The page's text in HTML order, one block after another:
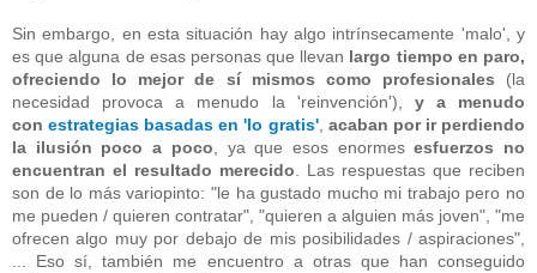
Sin embargo, en esta situación hay algo intrínsecamente 'malo', y
es que alguna de esas personas que llevan largo tiempo en paro,
ofreciendo lo mejor de sí mismos como profesionales (la
necesidad provoca a menudo la 'reinvención'), y a menudo
conestrategias basadas en 'lo gratis', acaban por ir perdiendo
la ilusión poco a poco, ya que esos enormesesfuerzos no
encuentran el resultado merecido. Las respuestas que reciben
son de lo más variopinto: "le ha gustado mucho mi trabajo pero no
me pueden / quieren contratar", "quieren a alguien más joven", "me
ofrecen algo muy por debajo de mis posibilidades / aspiraciones",
... Eso sí, también me encuentro a otras que han conseguido